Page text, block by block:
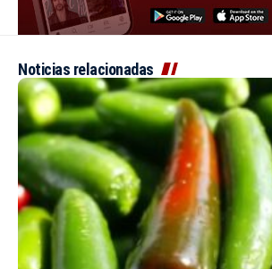
Noticias relacionadas